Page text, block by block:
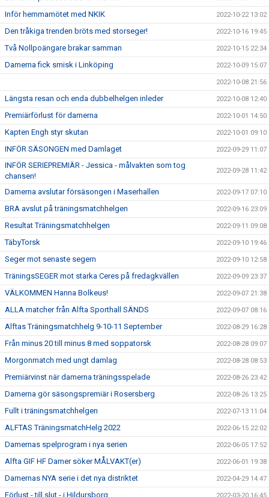
Inför hemmamötet med NKIK 2022-10-22 13:02
Den tråkiga trenden bröts med storseger! 2022-10-16 19:45
Två Nollpoängare brakar samman 2022-10-15 22:34
Damerna fick smisk i Linköping 2022-10-09 15:07
2022-10-08 21:56
Längsta resan och enda dubbelhelgen inleder 2022-10-08 12:40
Premiärförlust för damerna 2022-10-01 14:50
Kapten Engh styr skutan 2022-10-01 09:10
INFÖR SÄSONGEN med Damlaget 2022-09-29 11:07
INFÖR SERIEPREMIÄR - Jessica - målvakten som tog
chansen!
2022-09-28 11:42
Damerna avslutar försäsongen i Maserhallen 2022-09-17 07:10
BRA avslut på träningsmatchhelgen 2022-09-16 23:09
Resultat Träningsmatchhelgen 2022-09-11 09:08
TäbyTorsk 2022-09-10 19:46
Seger mot senaste segern 2022-09-10 12:58
TräningsSEGER mot starka Ceres på fredagkvällen 2022-09-09 23:37
VÄLKOMMEN Hanna Bolkeus! 2022-09-07 21:38
ALLA matcher från Alfta Sporthall SÄNDS 2022-09-07 08:16
Alftas Träningsmatchhelg 9-10-11 September 2022-08-29 16:28
Från minus 20 till minus 8 med soppatorsk 2022-08-28 09:07
Morgonmatch med ungt damlag 2022-08-28 08:53
Premiärvinst när damerna träningsspelade 2022-08-26 23:42
Damerna gör säsongspremiär i Rosersberg 2022-08-26 13:25
Fullt i träningsmatchhelgen 2022-07-13 11:04
ALFTAS TräningsmatchHelg 2022 2022-06-15 22:02
Damernas spelprogram i nya serien 2022-06-05 17:52
Alfta GIF HF Damer söker MÅLVAKT(er) 2022-06-01 19:38
Damernas NYA serie i det nya distriktet 2022-04-29 14:47
Förlust - till slut - i Hildursborg